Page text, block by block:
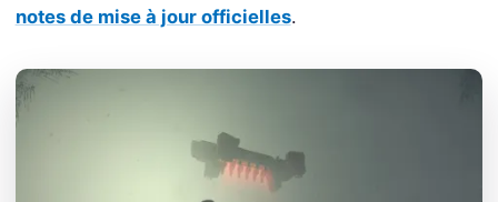
notes de mise à jour officielles.